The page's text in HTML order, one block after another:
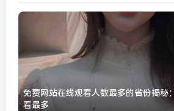
免费网站在线观看人数最多的省份揭秘
看最多